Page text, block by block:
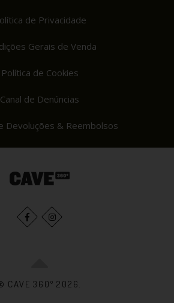
de Privacidade
Gerais de Venda
Política de Cookies
Canal de Denúncias
Devoluções & Reembolsos
CAVE 360º 2026.